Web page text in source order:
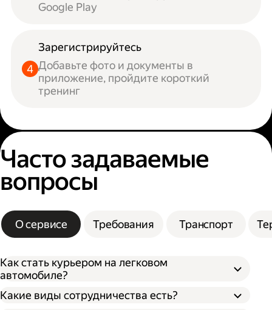
Google Play
Зарегистрируйтесь
Добавьте фото и документы в
приложение, пройдите короткий
тренинг
Часто задаваемые
вопросы
О сервисе Требования Транспорт
Как стать курьером на легковом
автомобиле?
Какие виды сотрудничества есть?